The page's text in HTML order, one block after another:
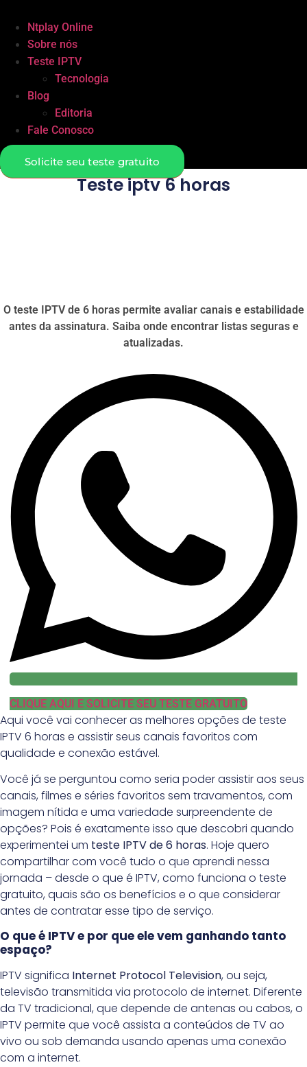
Ntplay Online
Sobre nós
Teste IPTV
Tecnologia
Blog
Editoria
Fale Conosco
Solicite seu teste gratuito
Teste iptv 6 horas
O teste IPTV de 6 horas permite avaliar canais e estabilidade
antes da assinatura. Saiba onde encontrar listas seguras e
atualizadas.
CLIQUE AQUI E SOLICITE SEU TESTE GRATUITO
Aqui você vai conhecer as melhores opções de teste
IPTV 6 horas e assistir seus canais favoritos com
qualidade e conexão estável.
Você já se perguntou como seria poder assistir aos seus
canais, filmes e séries favoritos sem travamentos, com
imagem nítida e uma variedade surpreendente de
opções? Pois é exatamente isso que descobri quando
experimentei um teste IPTV de 6 horas. Hoje quero
compartilhar com você tudo o que aprendi nessa
jornada – desde o que é IPTV, como funciona o teste
gratuito, quais são os benefícios e o que considerar
antes de contratar esse tipo de serviço.
O que é IPTV e por que ele vem ganhando tanto
espaço?
IPTV significa Internet Protocol Television, ou seja,
televisão transmitida via protocolo de internet. Diferente
da TV tradicional, que depende de antenas ou cabos, o
IPTV permite que você assista a conteúdos de TV ao
vivo ou sob demanda usando apenas uma conexão
com a internet.